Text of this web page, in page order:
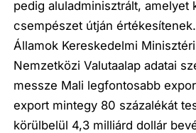
pedig aluladminisztrált, amelyet
csempészet útján értékesítenek.
Államok Kereskedelmi
Nemzetközi Valutaalap adatai
messze Mali legfontosabb
export mintegy 80 százalékát
körülbelül 4,3 milliárd dollár